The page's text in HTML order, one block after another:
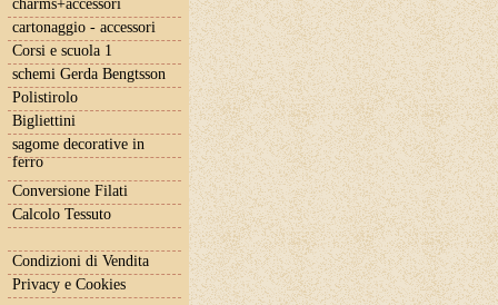
charms+accessori
cartonaggio - accessori
Corsi e scuola 1
schemi Gerda Bengtsson
Polistirolo
Bigliettini
sagome decorative in
ferro
Conversione Filati
Calcolo Tessuto
Condizioni di Vendita
Privacy e Cookies